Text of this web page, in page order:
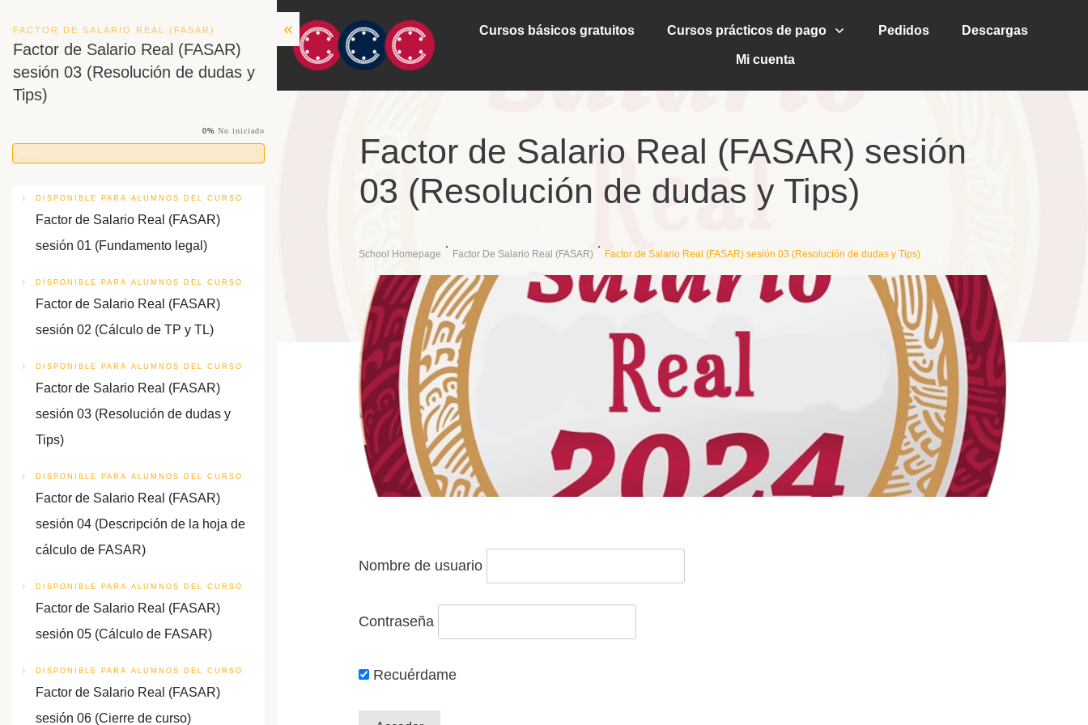
Cursos básicos gratuitos Cursos prácticos de pago Pedidos Descargas
Mi cuenta
Factor de Salario Real (FASAR) sesión
03 (Resolución de dudas y Tips)
School Homepage Factor De Salario Real (FASAR) Factor de Salario Real (FASAR) sesión 03 (Resolución de dudas y Tips)
Nombre de usuario
Contraseña
Recuérdame
FACTOR DE SALARIO REAL (FASAR)
Factor de Salario Real (FASAR)
sesión 03 (Resolución de dudas y
Tips)
0% No iniciado
DISPONIBLE PARA ALUMNOS DEL CURSO
Factor de Salario Real (FASAR)
sesión 01 (Fundamento legal)
DISPONIBLE PARA ALUMNOS DEL CURSO
Factor de Salario Real (FASAR)
sesión 02 (Cálculo de TP y TL)
DISPONIBLE PARA ALUMNOS DEL CURSO
Factor de Salario Real (FASAR)
sesión 03 (Resolución de dudas y
Tips)
DISPONIBLE PARA ALUMNOS DEL CURSO
Factor de Salario Real (FASAR)
sesión 04 (Descripción de la hoja de
cálculo de FASAR)
DISPONIBLE PARA ALUMNOS DEL CURSO
Factor de Salario Real (FASAR)
sesión 05 (Cálculo de FASAR)
DISPONIBLE PARA ALUMNOS DEL CURSO
Factor de Salario Real (FASAR)
sesión 06 (Cierre de curso)